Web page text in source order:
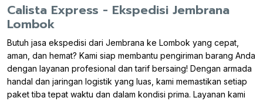
Calista Express - Ekspedisi Jembrana
Lombok
Butuh jasa ekspedisi dari Jembrana ke Lombok yang cepat,
aman, dan hemat? Kami siap membantu pengiriman barang Anda
dengan layanan profesional dan tarif bersaing! Dengan armada
handal dan jaringan logistik yang luas, kami memastikan setiap
paket tiba tepat waktu dan dalam kondisi prima. Layanan kami